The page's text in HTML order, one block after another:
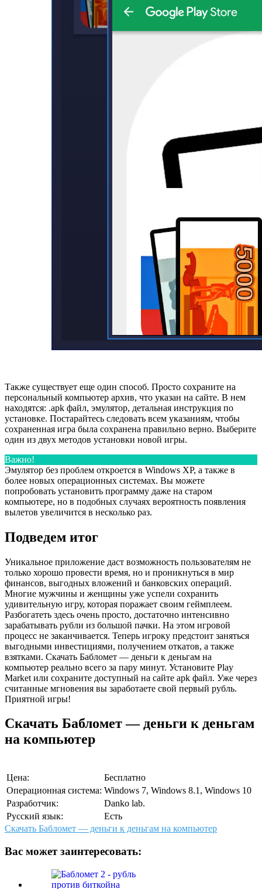
Также существует еще один способ. Просто сохраните на
персональный компьютер архив, что указан на сайте. В нем
находятся: .apk файл, эмулятор, детальная инструкция по
установке. Постарайтесь следовать всем указаниям, чтобы
сохраненная игра была сохранена правильно верно. Выберите
один из двух методов установки новой игры.
Важно!
Эмулятор без проблем откроется в Windows XP, а также в
более новых операционных системах. Вы можете
попробовать установить программу даже на старом
компьютере, но в подобных случаях вероятность появления
вылетов увеличится в несколько раз.
Подведем итог
Уникальное приложение даст возможность пользователям не
только хорошо провести время, но и проникнуться в мир
финансов, выгодных вложений и банковских операций.
Многие мужчины и женщины уже успели сохранить
удивительную игру, которая поражает своим геймплеем.
Разбогатеть здесь очень просто, достаточно интенсивно
зарабатывать рубли из большой пачки. На этом игровой
процесс не заканчивается. Теперь игроку предстоит заняться
выгодными инвестициями, получением откатов, а также
взятками. Скачать Бабломет — деньги к деньгам на
компьютер реально всего за пару минут. Установите Play
Market или сохраните доступный на сайте apk файл. Уже через
считанные мгновения вы заработаете свой первый рубль.
Приятной игры!
Скачать Бабломет — деньги к деньгам
на компьютер
Цена:
Бесплатно
Операционная система: Windows 7, Windows 8.1, Windows 10
Разработчик:
Danko lab.
Русский язык:
Есть
Скачать Бабломет — деньги к деньгам на компьютер
Вас может заинтересовать: